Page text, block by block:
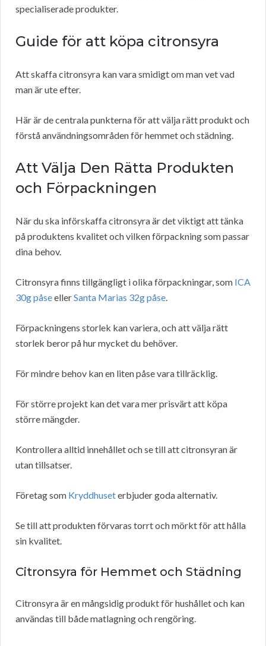
specialiserade produkter.
Guide för att köpa citronsyra
Att skaffa citronsyra kan vara smidigt om man vet vad
man är ute efter.
Här är de centrala punkterna för att välja rätt produkt och
förstå användningsområden för hemmet och städning.
Att Välja Den Rätta Produkten
och Förpackningen
När du ska införskaffa citronsyra är det viktigt att tänka
på produktens kvalitet och vilken förpackning som passar
dina behov.
Citronsyra finns tillgängligt i olika förpackningar, som ICA
30g påseellerSanta Marias 32g påse.
Förpackningens storlek kan variera, och att välja rätt
storlek beror på hur mycket du behöver.
För mindre behov kan en liten påse vara tillräcklig.
För större projekt kan det vara mer prisvärt att köpa
större mängder.
Kontrollera alltid innehållet och se till att citronsyran är
utan tillsatser.
Företag som Kryddhuseterbjuder goda alternativ.
Se till att produkten förvaras torrt och mörkt för att hålla
sin kvalitet.
Citronsyra för Hemmet och Städning
Citronsyra är en mångsidig produkt för hushållet och kan
användas till både matlagning och rengöring.